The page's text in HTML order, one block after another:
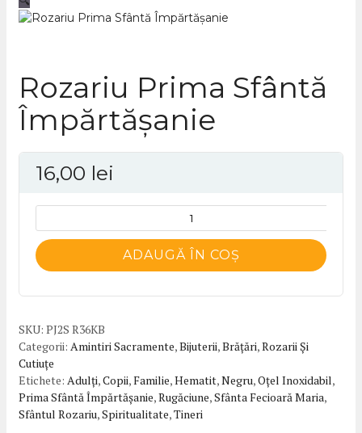
Rozariu Prima Sfântă
Împărtășanie
16,00 lei
Rozariu
Prima
Sfântă
Împărtășanie
ADAUGĂ ÎN COȘ
SKU: PJ2S R36KB
Categorii: Amintiri Sacramente,Bijuterii,Brățări,Rozarii Și
Cutiuțe
Etichete: Adulți,Copii,Familie,Hematit,Negru,Oțel Inoxidabil,
Prima Sfântă Împărtășanie,Rugăciune,Sfânta Fecioară Maria,
Sfântul Rozariu,Spiritualitate,Tineri